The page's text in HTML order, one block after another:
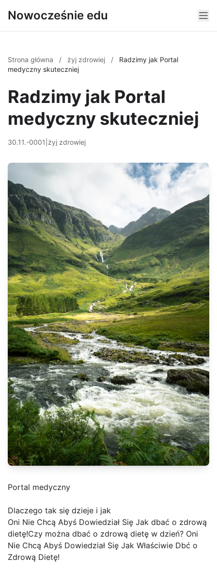
Nowocześnie edu
Strona główna / żyj zdrowiej /
Radzimy jak Portal
medyczny skuteczniej
Radzimy jak Portal
medyczny skuteczniej
30.11.-0001 żyj zdrowiej
Portal medyczny
Dlaczego tak się dzieje i jak
Oni Nie Chcą Abyś Dowiedział Się Jak dbać o zdrową
dietę!Czy można dbać o zdrową dietę w dzień? Oni
Nie Chcą Abyś Dowiedział Się Jak Właściwie Dbć o
Zdrową Dietę!